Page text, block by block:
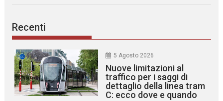
Recenti
5 Agosto 2026
Nuove limitazioni al
traffico per i saggi di
dettaglio della linea tram
C: ecco dove e quando